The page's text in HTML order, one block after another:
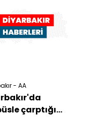
- AA
çarptığı